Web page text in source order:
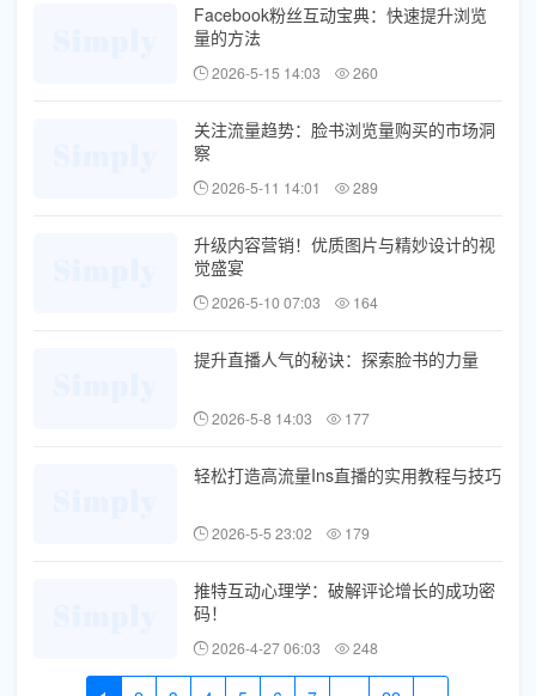
Facebook粉丝互动宝典：快速提升浏览
量的方法
2026-5-15 14:03 260
关注流量趋势：脸书浏览量购买的市场洞
察
2026-5-11 14:01 289
升级内容营销！优质图片与精妙设计的视
觉盛宴
2026-5-10 07:03 164
提升直播人气的秘诀：探索脸书的力量
2026-5-8 14:03 177
轻松打造高流量Ins直播的实用教程与技巧
2026-5-5 23:02 179
推特互动心理学：破解评论增长的成功密
码！
2026-4-27 06:03 248